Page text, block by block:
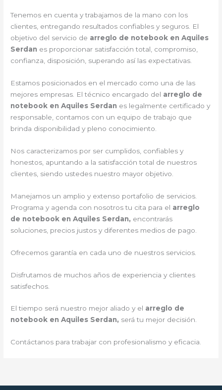
Tenemos en cuenta y trabajamos de la mano con los
clientes, entregando resultados confiables y seguros. El
objetivo del servicio de arreglo de notebook en Aquiles
Serdan es proporcionar satisfacción total, compromiso,
confianza, disposición, superando así las expectativas.
Estamos posicionados en el mercado como una de las
mejores empresas. El técnico encargado del arreglo de
notebook en Aquiles Serdan es legalmente certificado y
responsable, contamos con un equipo de trabajo que
brinda disponibilidad y pleno conocimiento.
Nos caracterizamos por ser cumplidos, confiables y
honestos, apuntando a la satisfacción total de nuestros
clientes, siendo ustedes nuestro mayor objetivo.
Manejamos un amplio y extenso portafolio de servicios.
Programa y agenda con nosotros tu cita para el arreglo
de notebook en Aquiles Serdan, encontrarás
soluciones, precios justos y diferentes medios de pago.
Ofrecemos garantía en cada uno de nuestros servicios.
Disfrutamos de muchos años de experiencia y clientes
satisfechos.
El tiempo será nuestro mejor aliado y el arreglo de
notebook en Aquiles Serdan, será tu mejor decisión.
Contáctanos para trabajar con profesionalismo y eficacia.